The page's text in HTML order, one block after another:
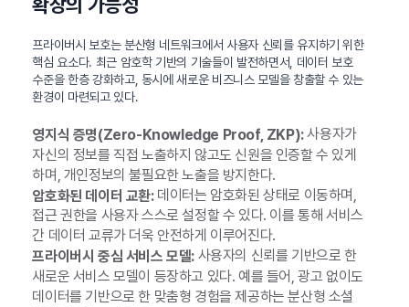
프라이버시 보호는 분산형 네트워크에서 사용자 신뢰를 유지하기 위한
핵심 요소다. 최근 암호학 기반의 기술들이 발전하면서, 데이터 보호
수준을 한층 강화하고, 동시에 새로운 비즈니스 모델을 창출할 수 있는
환경이 마련되고 있다.
영지식 증명(Zero-Knowledge Proof, ZKP):사용자가
자신의 정보를 직접 노출하지 않고도 신원을 인증할 수 있게
하며, 개인정보의 불필요한 노출을 방지한다.
암호화된 데이터 교환:데이터는 암호화된 상태로 이동하며,
접근 권한을 사용자 스스로 설정할 수 있다. 이를 통해 서비스
간 데이터 교류가 더욱 안전하게 이루어진다.
프라이버시 중심 서비스 모델:사용자의 신뢰를 기반으로 한
새로운 서비스 모델이 등장하고 있다. 예를 들어, 광고 없이도
데이터를 기반으로 한 맞춤형 경험을 제공하는 분산형 소셜